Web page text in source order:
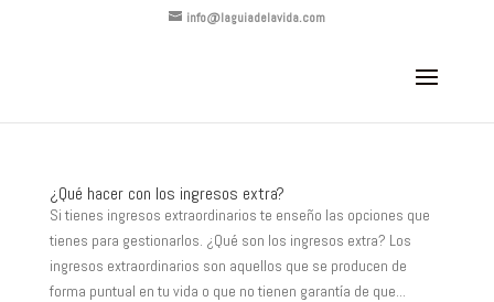
info@laguiadelavida.com
¿Qué hacer con los ingresos extra?
Si tienes ingresos extraordinarios te enseño las opciones que
tienes para gestionarlos. ¿Qué son los ingresos extra? Los
ingresos extraordinarios son aquellos que se producen de
forma puntual en tu vida o que no tienen garantía de que...